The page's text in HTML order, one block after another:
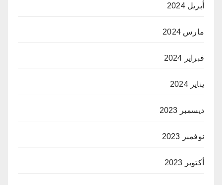
أبريل 2024
مارس 2024
فبراير 2024
يناير 2024
ديسمبر 2023
نوفمبر 2023
أكتوبر 2023